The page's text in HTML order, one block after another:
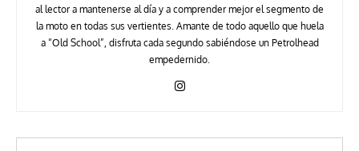
al lector a mantenerse al día y a comprender mejor el segmento de
la moto en todas sus vertientes. Amante de todo aquello que huela
a “Old School”, disfruta cada segundo sabiéndose un Petrolhead
empedernido.